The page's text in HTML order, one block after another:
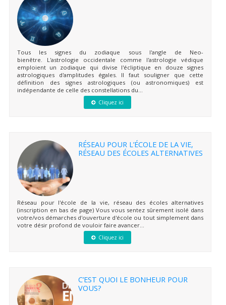
Tous les signes du zodiaque sous l'angle de Neo-
bienêtre. L'astrologie occidentale comme l'astrologie védique
emploient un zodiaque qui divise l'écliptique en douze signes
astrologiques d'amplitudes égales. Il faut souligner que cette
définition des signes astrologiques (ou astronomiques) est
indépendante de celle des constellations du...
Cliquez ici
RÉSEAU POUR L’ÉCOLE DE LA VIE,
RÉSEAU DES ÉCOLES ALTERNATIVES
Réseau pour l'école de la vie, réseau des écoles alternatives
(inscription en bas de page) Vous vous sentez sûrement isolé dans
votre/vos démarches d'ouverture d'école ou tout simplement dans
votre désir profond de vouloir faire avancer...
Cliquez ici
C’EST QUOI LE BONHEUR POUR
VOUS?